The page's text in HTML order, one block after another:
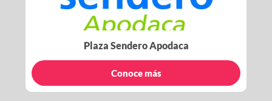
Plaza Sendero Apodaca
Conoce más